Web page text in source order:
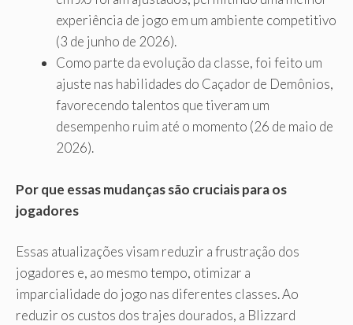
experiência de jogo em um ambiente competitivo
(3 de junho de 2026).
Como parte da evolução da classe, foi feito um
ajuste nas habilidades do Caçador de Demônios,
favorecendo talentos que tiveram um
desempenho ruim até o momento (26 de maio de
2026).
Por que essas mudanças são cruciais para os
jogadores
Essas atualizações visam reduzir a frustração dos
jogadores e, ao mesmo tempo, otimizar a
imparcialidade do jogo nas diferentes classes. Ao
reduzir os custos dos trajes dourados, a Blizzard